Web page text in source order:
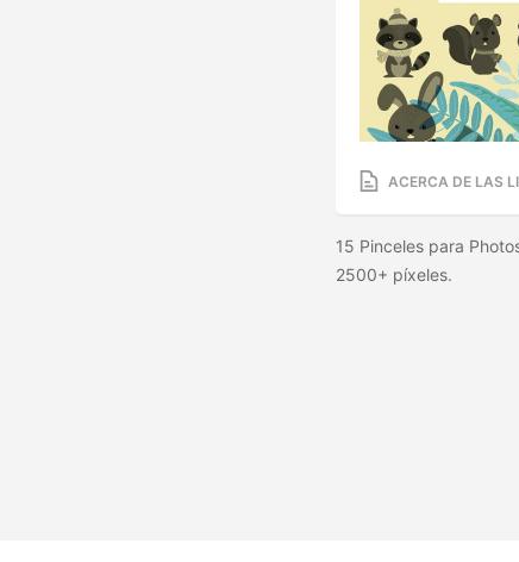
ACERCA DE LAS
15 Pinceles para
2500+ píxeles.